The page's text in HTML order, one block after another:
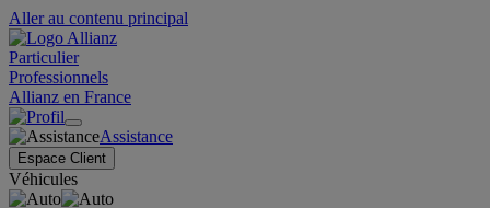
Aller au contenu principal
Particulier
Professionnels
Allianz en France
Assistance
Espace Client
Véhicules